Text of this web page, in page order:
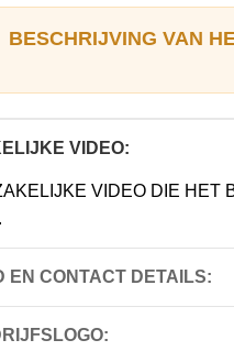
BESCHRIJVING VAN
VIDEO:
VIDEO DIE HET
EN CONTACT DETAILS: